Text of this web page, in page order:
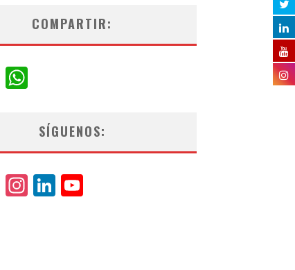
COMPARTIR:
Twitter
SÍGUENOS:
Twitter
Instagram
LinkedIn